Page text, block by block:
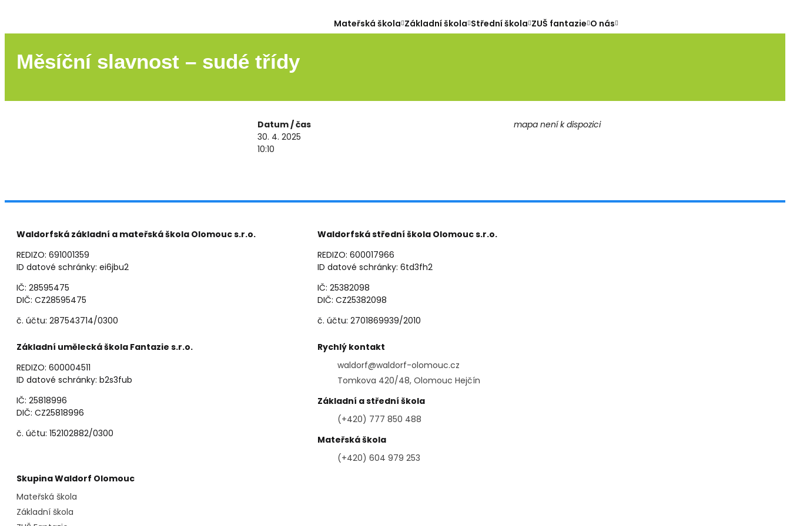
Mateřská škola Základní škola Střední škola ZUŠ fantazie O nás
Měsíční slavnost – sudé třídy
mapa není k dispozici
Datum / čas
30. 4. 2025
10:10
Waldorfská základní a mateřská škola Olomouc s.r.o.
REDIZO: 691001359
ID datové schránky: ei6jbu2
IČ: 28595475
DIČ: CZ28595475
č. účtu: 287543714/0300
Waldorfská střední škola Olomouc s.r.o.
REDIZO: 600017966
ID datové schránky: 6td3fh2
IČ: 25382098
DIČ: CZ25382098
č. účtu: 2701869939/2010
Základní umělecká škola Fantazie s.r.o.
REDIZO: 600004511
ID datové schránky: b2s3fub
IČ: 25818996
DIČ: CZ25818996
č. účtu: 152102882/0300
Rychlý kontakt
waldorf@waldorf-olomouc.cz
Tomkova 420/48, Olomouc Hejčín
Základní a střední škola
(+420) 777 850 488
Mateřská škola
(+420) 604 979 253
Skupina Waldorf Olomouc
Mateřská škola
Základní škola